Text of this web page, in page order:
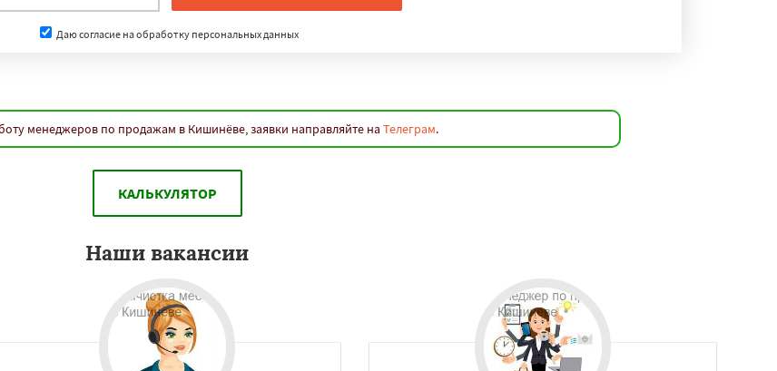
Даю согласие на обработку персональных данных
менеджеров по продажам в Кишинёве, заявки направляйте на Телеграм.
КАЛЬКУЛЯТОР
Наши вакансии